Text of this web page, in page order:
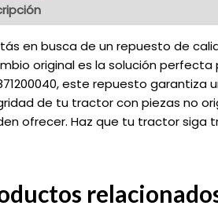
en busca de un repuesto de
original es la solución
este repuesto garantiza
de tu tractor con piezas no
ofrecer. Haz que tu tractor siga